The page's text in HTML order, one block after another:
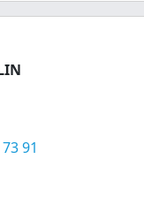
91